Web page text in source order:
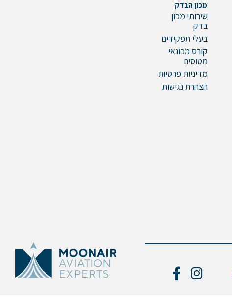
מכון הבדק
שירותי מכון
בדק
בעלי תפקידים
קורס מכונאי
מטוסים
מדיניות פרטיות
הצהרת נגישות